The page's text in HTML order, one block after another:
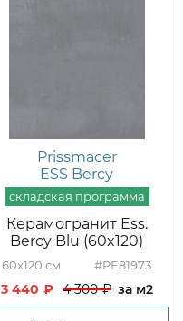
Prissmacer
ESS Bercy
Керамогранит Ess.
Bercy Blu (60x120)
60x120 #PE81973
3 440 4 300 м2